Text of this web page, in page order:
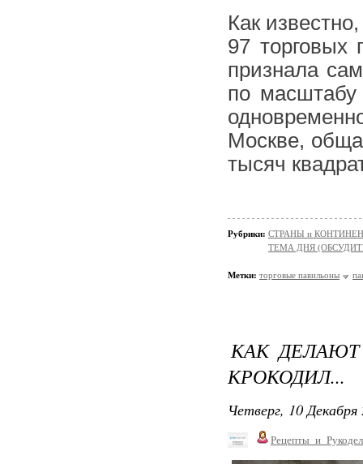
Как
97 торговых
признала
по
Москве,
тысяч
Рубрики: СТРАНЫ и
ТЕМА ДНЯ
Метки: торговые павильоны
КАК
КРОКОДИЛ...
Четверг, 10